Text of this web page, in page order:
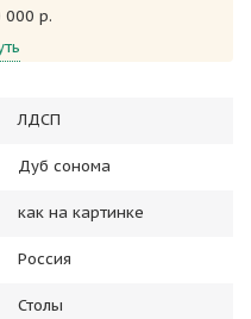
р.
ЛДСП
Дуб сонома
как на картинке
Россия
Столы